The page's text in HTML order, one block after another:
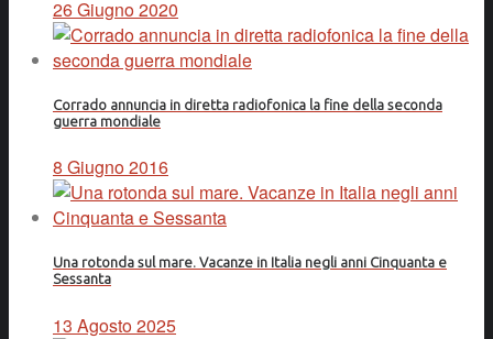
26 Giugno 2020
Corrado annuncia in diretta radiofonica la fine della seconda
guerra mondiale
8 Giugno 2016
Una rotonda sul mare. Vacanze in Italia negli anni Cinquanta e
Sessanta
13 Agosto 2025